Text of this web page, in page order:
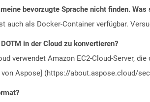
bevorzugte Sprache nicht finden. Was
auch als Docker-Container verfügbar.
in der Cloud zu konvertieren?
verwendet Amazon EC2-Cloud-Server,
Aspose] (https://about.aspose.cloud/